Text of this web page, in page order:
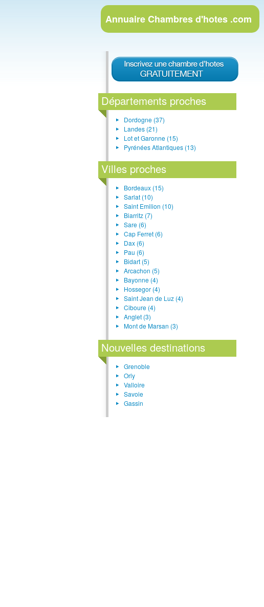
AnnuaireChambres d'hotes .com
Départements proches
Dordogne (37)
Landes (21)
Lot et Garonne (15)
Pyrénées Atlantiques (13)
Villes proches
Bordeaux (15)
Sarlat (10)
Saint Emilion (10)
Biarritz (7)
Sare (6)
Cap Ferret (6)
Dax (6)
Pau (6)
Bidart (5)
Arcachon (5)
Bayonne (4)
Hossegor (4)
Saint Jean de Luz (4)
Ciboure (4)
Anglet (3)
Mont de Marsan (3)
Nouvelles destinations
Grenoble
Orly
Valloire
Savoie
Gassin